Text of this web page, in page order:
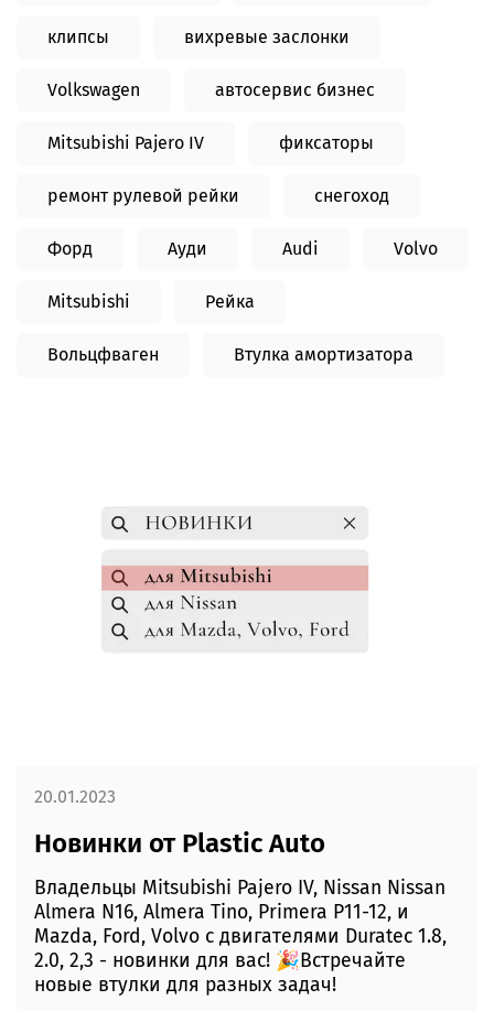
клипсы вихревые заслонки
Volkswagen автосервис бизнес
Mitsubishi Pajero IV фиксаторы
ремонт рулевой рейки снегоход
Форд Ауди Audi Volvo
Mitsubishi Рейка
Вольцфваген Втулка амортизатора
Новинки от Plastic Auto
Владельцы Mitsubishi Pajero IV, Nissan Nissan
Almera N16, Almera Tino, Primera P11-12, и
Mazda, Ford, Volvo с двигателями Duratec 1.8,
2.0, 2,3 - новинки для вас! 🎉Встречайте
новые втулки для разных задач!
20.01.2023